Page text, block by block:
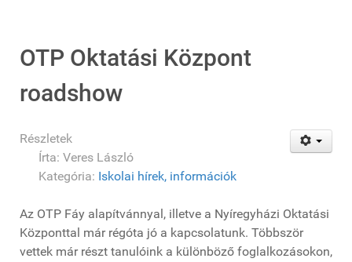
OTP Oktatási Központ
roadshow
Részletek
Írta: Veres László
Kategória: Iskolai hírek, információk
Az OTP Fáy alapítvánnyal, illetve a Nyíregyházi Oktatási
Központtal már régóta jó a kapcsolatunk. Többször
vettek már részt tanulóink a különböző foglalkozásokon,